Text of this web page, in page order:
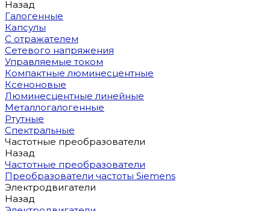
Назад
Галогенные
Капсулы
С отражателем
Сетевого напряжения
Управляемые током
Компактные люминесцентные
Ксеноновые
Люминесцентные линейные
Металлогалогенные
Ртутные
Спектральные
Частотные преобразователи
Назад
Частотные преобразователи
Преобразователи частоты Siemens
Электродвигатели
Назад